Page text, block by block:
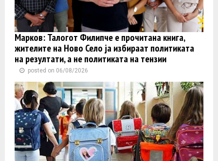
Марков: Талогот Филипче е прочитана книга,
жителите на Ново Село ја избираат политиката
на резултати, а не политиката на тензии
posted on 06/08/2026